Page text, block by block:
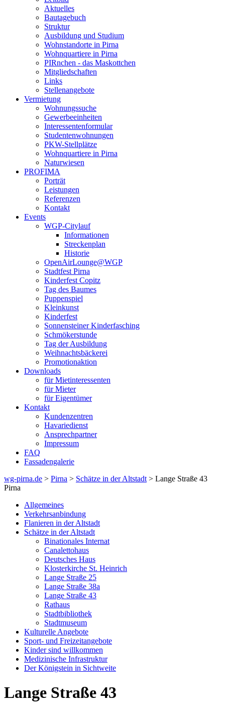
Aktuelles
Bautagebuch
Struktur
Ausbildung und Studium
Wohnstandorte in Pirna
Wohnquartiere in Pirna
PIRnchen - das Maskottchen
Mitgliedschaften
Links
Stellenangebote
Vermietung
Wohnungssuche
Gewerbeeinheiten
Interessentenformular
Studentenwohnungen
PKW-Stellplätze
Wohnquartiere in Pirna
Naturwiesen
PROFIMA
Porträt
Leistungen
Referenzen
Kontakt
Events
WGP-Citylauf
Informationen
Streckenplan
Historie
OpenAirLounge@WGP
Stadtfest Pirna
Kinderfest Copitz
Tag des Baumes
Puppenspiel
Kleinkunst
Kinderfest
Sonnensteiner Kinderfasching
Schmökerstunde
Tag der Ausbildung
Weihnachtsbäckerei
Promotionaktion
Downloads
für Mietinteressenten
für Mieter
für Eigentümer
Kontakt
Kundenzentren
Havariedienst
Ansprechpartner
Impressum
FAQ
Fassadengalerie
wg-pirna.de > Pirna > Schätze in der Altstadt > Lange Straße 43
Pirna
Allgemeines
Verkehrsanbindung
Flanieren in der Altstadt
Schätze in der Altstadt
Binationales Internat
Canalettohaus
Deutsches Haus
Klosterkirche St. Heinrich
Lange Straße 25
Lange Straße 38a
Lange Straße 43
Rathaus
Stadtbibliothek
Stadtmuseum
Kulturelle Angebote
Sport- und Freizeitangebote
Kinder sind willkommen
Medizinische Infrastruktur
Der Königstein in Sichtweite
Lange Straße 43